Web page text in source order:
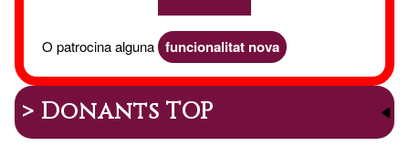
O patrocina alguna funcionalitat nova
> Donants TOP